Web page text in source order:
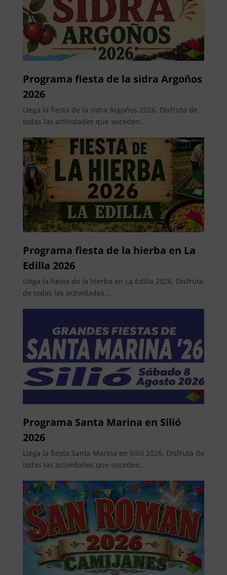
Programa fiesta de la sidra Argoños
2026
Llega la fiesta de la sidra Argoños 2026. Disfruta de
todas las actividades que suceden...
Programa fiesta de la hierba en La
Edilla 2026
Llega la fiesta de la hierba en La Edilla 2026. Disfruta
de todas las actividades...
Programa Santa Marina en Silió
2026
Llega la fiesta Santa Marina en Silió 2026. Disfruta de
todas las actividades que suceden...